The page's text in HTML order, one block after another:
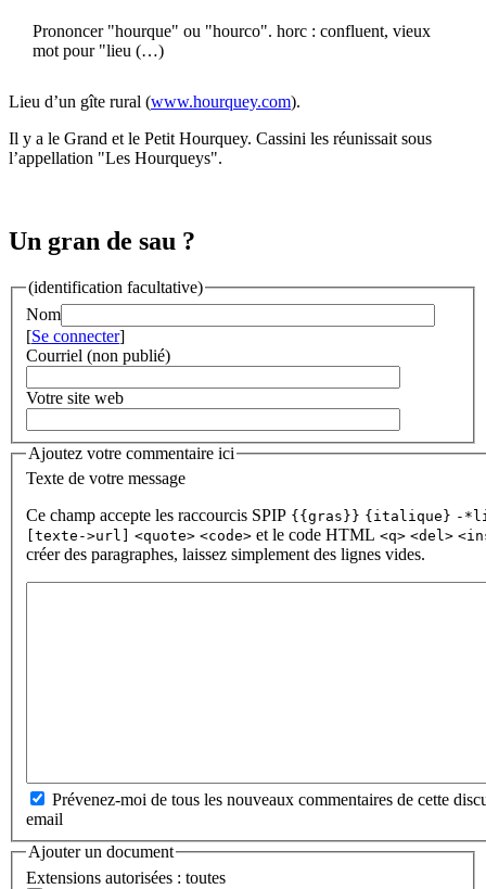
Prononcer "hourque" ou "hourco". horc : confluent, vieux
mot pour "lieu (…)
Lieu d’un gîte rural (www.hourquey.com).
Il y a le Grand et le Petit Hourquey. Cassini les réunissait sous
l’appellation "Les Hourqueys".
Un gran de sau ?
(identification facultative)
Nom
[Se connecter]
Courriel (non publié)
Votre site web
Ajoutez votre commentaire ici
Texte de votre message
Ce champ accepte les raccourcis SPIP {{gras}} {italique} -
[texte->url]
<quote> <code> et le code HTML <q> <del>
créer des paragraphes, laissez simplement des lignes vides.
Prévenez-moi de tous les nouveaux commentaires de cette
email
Ajouter un document
Extensions autorisées : toutes